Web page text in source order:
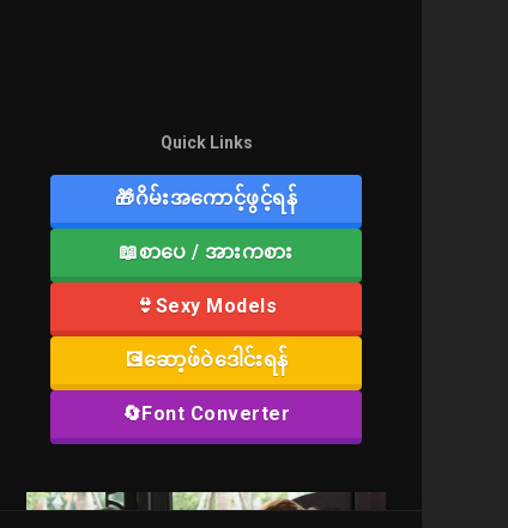
Quick Links
🎁ဂိမ်းအကောင့်ဖွင့်ရန်
📖စာပေ / အားကစား
👙Sexy Models
💽ဆော့ဖ်ဝဲဒေါင်းရန်
🔄Font Converter